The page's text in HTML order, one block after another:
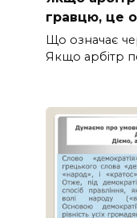
гравцю, це
Що означає
Якщо арбітр